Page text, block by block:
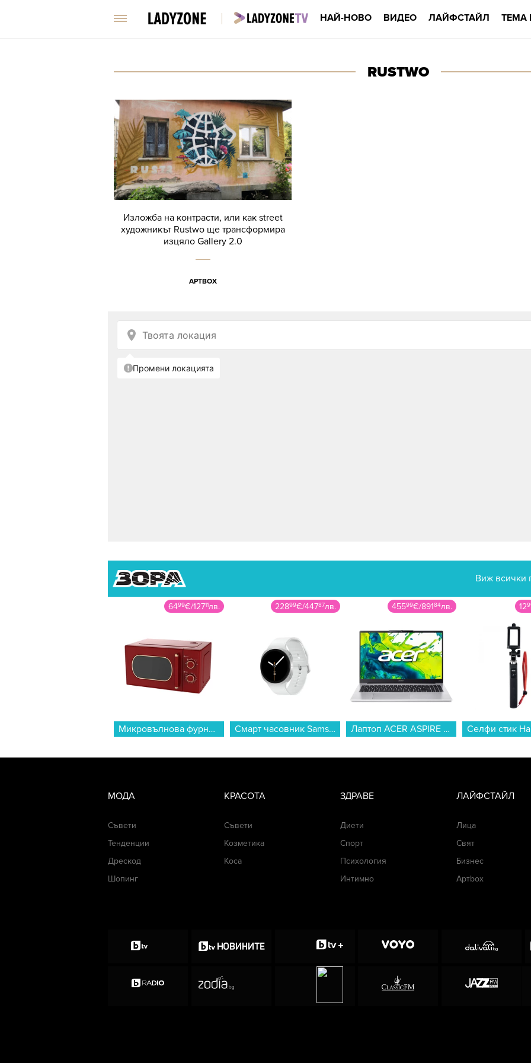
НАЙ-НОВО ВИДЕО ЛАЙФСТАЙЛ ТЕМА
RUSTWO
Изложба на контрасти, или как street
художникът Rustwo ще трансформира
изцяло Gallery 2.0
АРТBOX
Виж всички
6499€/12711лв.
Микровълнова фурна Finlux FMO-2052 Rose , 20 Литри, 700 W...
22899€/44787лв.
Смарт часовник Samsung GALAXY WATCH 8 44mm SILVER SM-L330NZSA , 1.47 , 2 , 32 , 37.30 , Exynos W1000...
45599€/89184лв.
Лаптоп ACER ASPIRE LITE 15 AL15-45P-R2H1 NX.DLQEX.001 , 15.60 , 16 , 512GB SSSD , AMD Radeon Graphics , AMD Ryzen 7 5825U OCTA CORE , Без OS...
12
МОДА
Съвети
Тенденции
Дрескод
Шопинг
КРАСОТА
Съвети
Козметика
Коса
ЗДРАВЕ
Диети
Спорт
Психология
Интимно
ЛАЙФСТАЙЛ
Лица
Свят
Бизнес
Артbox